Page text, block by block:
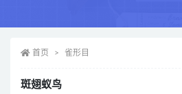
首页 雀形目
斑翅蚁鸟